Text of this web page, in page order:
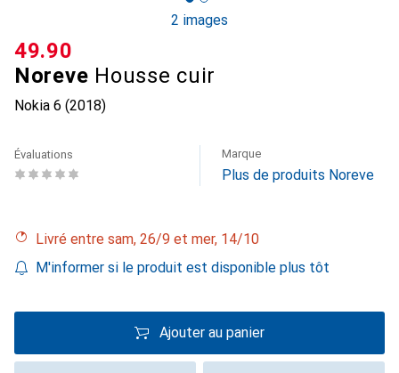
2 images
Noreve Housse cuir
Nokia 6 (2018)
CHF
49.90
Évaluations Marque
Plus de produits Noreve
Livré entre sam, 26/9 et mer, 14/10
M'informer si le produit est disponible plus tôt
Ajouter au panier